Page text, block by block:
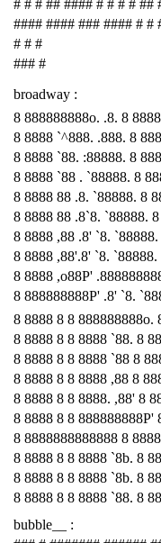
# # # ## #### # # # # ##
#### #### ### #### # #
# # #
### #
broadway :
8 888888888o. .8. 8
8 8888 `^888. .888. 8
8 8888 `88. :88888. 8
8 8888 `88 . `88888. 8
8 8888 88 .8. `88888. 8
8 8888 88 .8`8. `88888.
8 8888 ,88 .8' `8.
8 8888 ,88'.8' `8.
8 8888 ,o88P'
8 888888888P' .8' `8.
8 8888 8 8 888888888o.
8 8888 8 8 8888 `88. 8
8 8888 8 8 8888 `88 8
8 8888 8 8 8888 ,88 8
8 8888 8 8 8888. ,88' 8
8 8888 8 8
8 8888888888888 8
8 8888 8 8 8888 `8b. 8
8 8888 8 8 8888 `8b. 8
8 8888 8 8 8888 `88. 8
bubble__ :